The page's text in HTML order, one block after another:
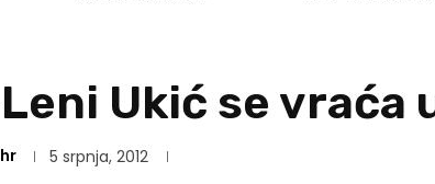
Ukić se vraća
5 srpnja, 2012